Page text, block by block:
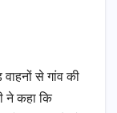
से गांव की
ने कहा कि